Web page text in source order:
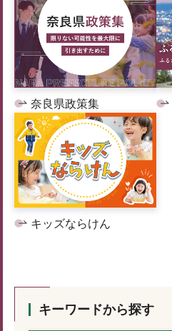
奈良県政策集
キッズならけん
キーワードから探す